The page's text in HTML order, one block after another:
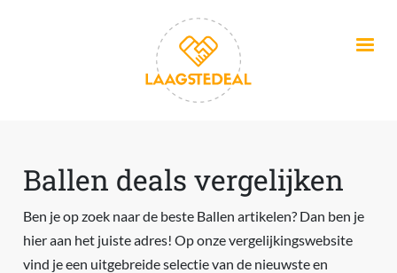
Ballen deals vergelijken
Ben je op zoek naar de beste Ballen artikelen? Dan ben je
hier aan het juiste adres! Op onze vergelijkingswebsite
vind je een uitgebreide selectie van de nieuwste en